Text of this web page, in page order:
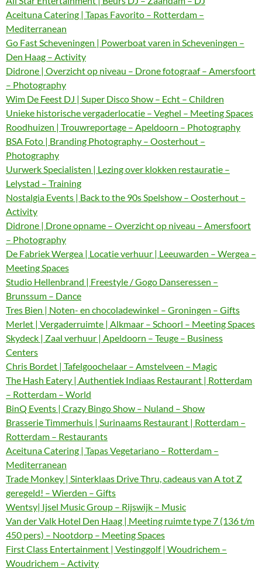
Aceituna Catering | Tapas Favorito – Rotterdam –
Mediterranean
Go Fast Scheveningen | Powerboat varen in Scheveningen –
Den Haag – Activity
Didrone | Overzicht op niveau – Drone fotograaf – Amersfoort
– Photography
Wim De Feest DJ | Super Disco Show – Echt – Children
Unieke historische vergaderlocatie – Veghel – Meeting Spaces
Roodhuizen | Trouwreportage – Apeldoorn – Photography
BSA Foto | Branding Photography – Oosterhout –
Photography
Uurwerk Specialisten | Lezing over klokken restauratie –
Lelystad – Training
Nostalgia Events | Back to the 90s Spelshow – Oosterhout –
Activity
Didrone | Drone opname – Overzicht op niveau – Amersfoort
– Photography
De Fabriek Wergea | Locatie verhuur | Leeuwarden – Wergea –
Meeting Spaces
Studio Hellenbrand | Freestyle / Gogo Danseressen –
Brunssum – Dance
Tres Bien | Noten- en chocoladewinkel – Groningen – Gifts
Merlet | Vergaderruimte | Alkmaar – Schoorl – Meeting Spaces
Skydeck | Zaal verhuur | Apeldoorn – Teuge – Business
Centers
Chris Bordet | Tafelgoochelaar – Amstelveen – Magic
The Hash Eatery | Authentiek Indiaas Restaurant | Rotterdam
– Rotterdam – World
BinQ Events | Crazy Bingo Show – Nuland – Show
Brasserie Timmerhuis | Surinaams Restaurant | Rotterdam –
Rotterdam – Restaurants
Aceituna Catering | Tapas Vegetariano – Rotterdam –
Mediterranean
Trade Monkey | Sinterklaas Drive Thru, cadeaus van A tot Z
geregeld! – Wierden – Gifts
Wentsy| Ijsel Music Group – Rijswijk – Music
Van der Valk Hotel Den Haag | Meeting ruimte type 7 (136 t/m
450 pers) – Nootdorp – Meeting Spaces
First Class Entertainment | Vestinggolf | Woudrichem –
Woudrichem – Activity